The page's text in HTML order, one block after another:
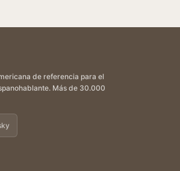
de referencia para el
Más de 30.000